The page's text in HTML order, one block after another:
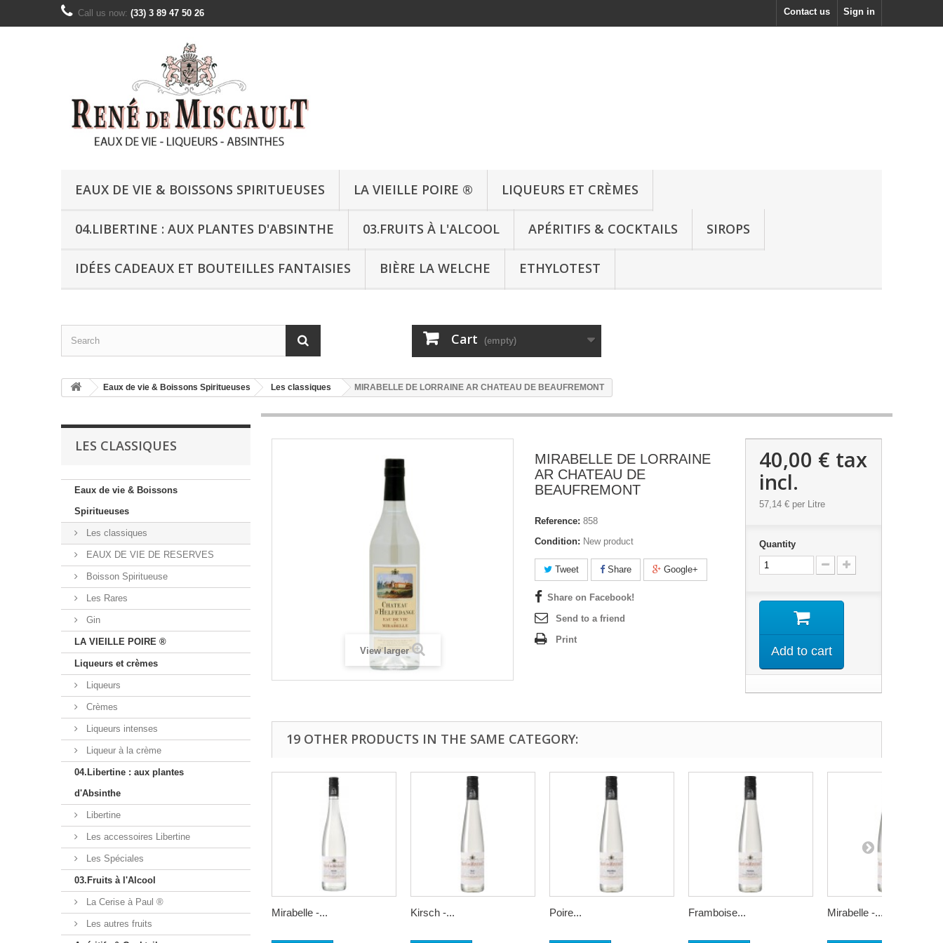
Sign in
Contact us
Call us now: (33) 3 89 47 50 26
EAUX DE VIE & BOISSONS SPIRITUEUSES LA VIEILLE POIRE ® LIQUEURS ET CRÈMES
04.LIBERTINE : AUX PLANTES D'ABSINTHE 03.FRUITS À L'ALCOOL APÉRITIFS & COCKTAILS SIROPS
IDÉES CADEAUX ET BOUTEILLES FANTAISIES BIÈRE LA WELCHE ETHYLOTEST
Cart (empty)
Eaux de vie & Boissons Spiritueuses Les classiques MIRABELLE DE LORRAINE AR CHATEAU DE BEAUFREMONT
LES CLASSIQUES
Eaux de vie & Boissons
Spiritueuses
Les classiques
EAUX DE VIE DE RESERVES
Boisson Spiritueuse
Les Rares
Gin
LA VIEILLE POIRE ®
Liqueurs et crèmes
Liqueurs
Crèmes
Liqueurs intenses
Liqueur à la crème
04.Libertine : aux plantes
d'Absinthe
Libertine
Les accessoires Libertine
Les Spéciales
03.Fruits à l'Alcool
La Cerise à Paul ®
Les autres fruits
View larger
MIRABELLE DE LORRAINE
AR CHATEAU DE
BEAUFREMONT
Reference: 858
Condition: New product
Tweet Share Google+
Share on Facebook!
Send to a friend
Print
40,00 € tax
incl.
57,14 €per Litre
Quantity
Add to cart
19 OTHER PRODUCTS IN THE SAME CATEGORY:
Mirabelle -... Kirsch -... Poire... Framboise... Mirabelle -...